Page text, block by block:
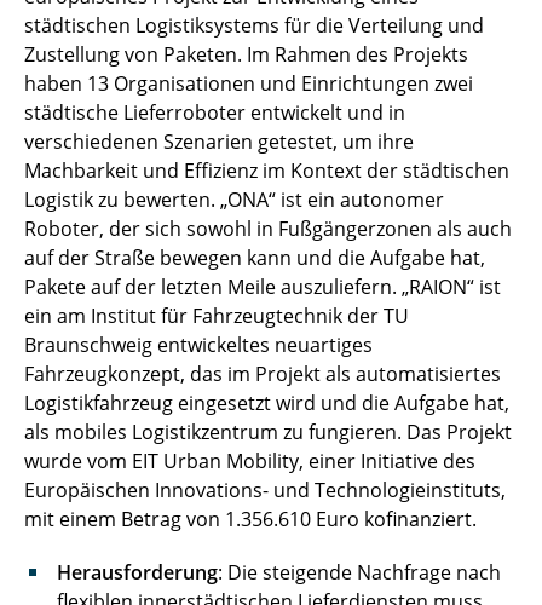
städtischen Logistiksystems für die Verteilung und
Zustellung von Paketen. Im Rahmen des Projekts
haben 13 Organisationen und Einrichtungen zwei
städtische Lieferroboter entwickelt und in
verschiedenen Szenarien getestet, um ihre
Machbarkeit und Effizienz im Kontext der städtischen
Logistik zu bewerten. „ONA“ ist ein autonomer
Roboter, der sich sowohl in Fußgängerzonen als auch
auf der Straße bewegen kann und die Aufgabe hat,
Pakete auf der letzten Meile auszuliefern. „RAION“ ist
ein am Institut für Fahrzeugtechnik der TU
Braunschweig entwickeltes neuartiges
Fahrzeugkonzept, das im Projekt als automatisiertes
Logistikfahrzeug eingesetzt wird und die Aufgabe hat,
als mobiles Logistikzentrum zu fungieren. Das Projekt
wurde vom EIT Urban Mobility, einer Initiative des
Europäischen Innovations- und Technologieinstituts,
mit einem Betrag von 1.356.610 Euro kofinanziert.
Herausforderung­­­: Die steigende Nachfrage nach